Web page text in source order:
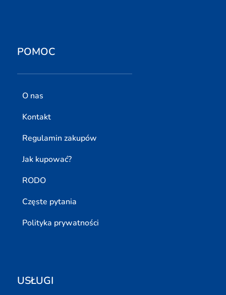
POMOC
O nas
Kontakt
Regulamin zakupów
Jak kupować?
RODO
Częste pytania
Polityka prywatności
USŁUGI